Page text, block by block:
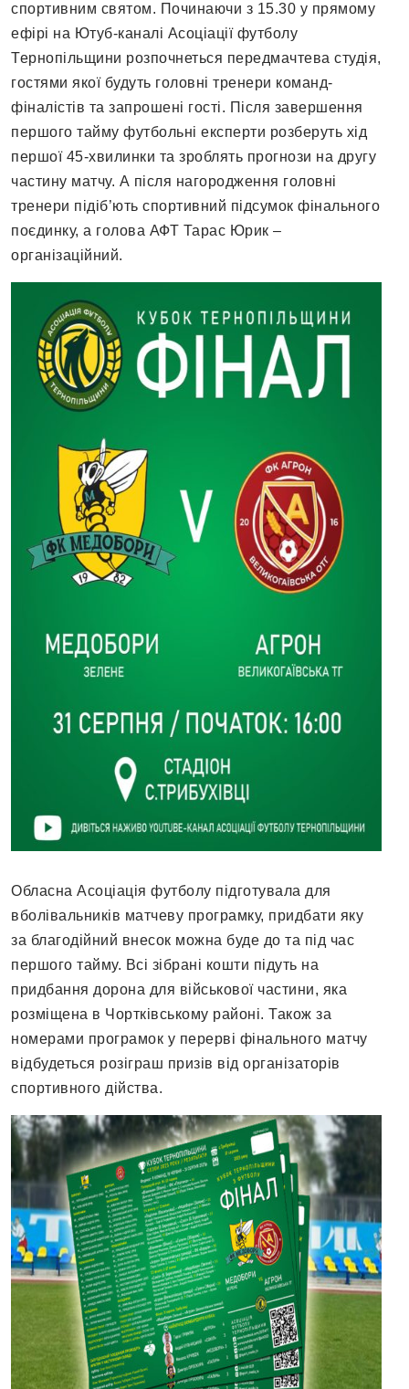
спортивним святом. Починаючи з 15.30 у прямому
ефірі на Ютуб-каналі Асоціації футболу
Тернопільщини розпочнеться передмачтева студія,
гостями якої будуть головні тренери команд-
фіналістів та запрошені гості. Після завершення
першого тайму футбольні експерти розберуть хід
першої 45-хвилинки та зроблять прогнози на другу
частину матчу. А після нагородження головні
тренери підіб’ють спортивний підсумок фінального
поєдинку, а голова АФТ Тарас Юрик –
організаційний.
Обласна Асоціація футболу підготувала для
вболівальників матчеву програмку, придбати яку
за благодійний внесок можна буде до та під час
першого тайму. Всі зібрані кошти підуть на
придбання дорона для військової частини, яка
розміщена в Чортківському районі. Також за
номерами програмок у перерві фінального матчу
відбудеться розіграш призів від організаторів
спортивного дійства.